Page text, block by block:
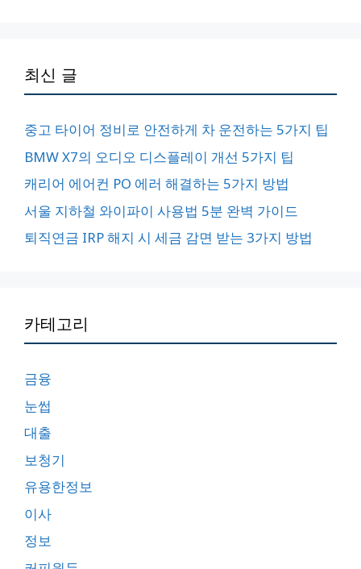
최신 글
중고 타이어 정비로 안전하게 차 운전하는 5가지 팁
BMW X7의 오디오 디스플레이 개선 5가지 팁
캐리어 에어컨 PO 에러 해결하는 5가지 방법
서울 지하철 와이파이 사용법 5분 완벽 가이드
퇴직연금 IRP 해지 시 세금 감면 받는 3가지 방법
카테고리
금융
눈썹
대출
보청기
유용한정보
이사
정보